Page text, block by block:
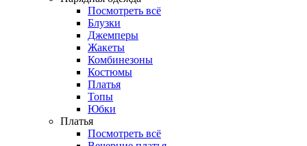
Посмотреть всё
Блузки
Джемперы
Жакеты
Комбинезоны
Костюмы
Платья
Топы
Юбки
Платья
Посмотреть всё